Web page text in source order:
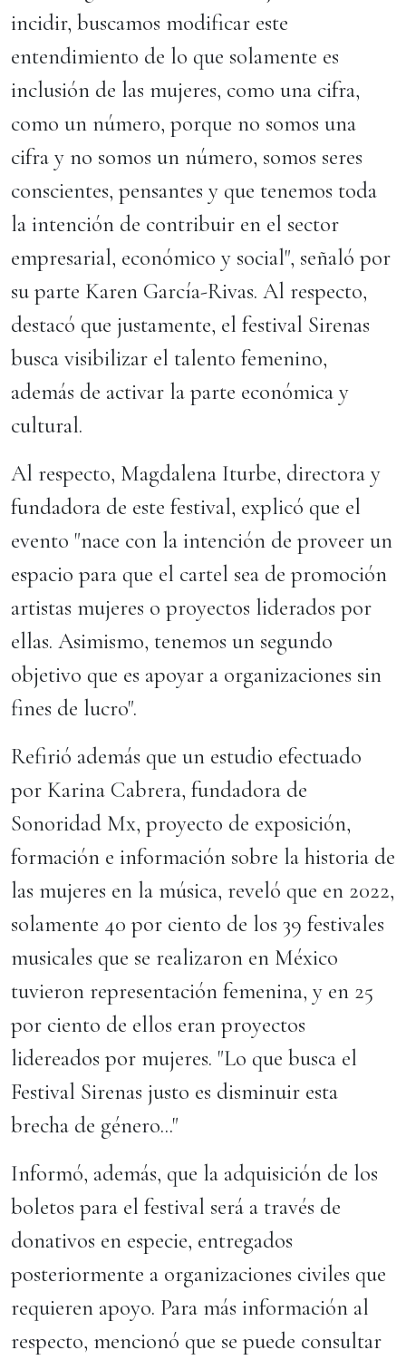
incidir, buscamos modificar este
entendimiento de lo que solamente es
inclusión de las mujeres, como una cifra,
como un número, porque no somos una
cifra y no somos un número, somos seres
conscientes, pensantes y que tenemos toda
la intención de contribuir en el sector
empresarial, económico y social", señaló por
su parte Karen García-Rivas. Al respecto,
destacó que justamente, el festival Sirenas
busca visibilizar el talento femenino,
además de activar la parte económica y
cultural.
Al respecto, Magdalena Iturbe, directora y
fundadora de este festival, explicó que el
evento "nace con la intención de proveer un
espacio para que el cartel sea de promoción
artistas mujeres o proyectos liderados por
ellas. Asimismo, tenemos un segundo
objetivo que es apoyar a organizaciones sin
fines de lucro".
Refirió además que un estudio efectuado
por Karina Cabrera, fundadora de
Sonoridad Mx, proyecto de exposición,
formación e información sobre la historia de
las mujeres en la música, reveló que en 2022,
solamente 40 por ciento de los 39 festivales
musicales que se realizaron en México
tuvieron representación femenina, y en 25
por ciento de ellos eran proyectos
lidereados por mujeres. "Lo que busca el
Festival Sirenas justo es disminuir esta
brecha de género..."
Informó, además, que la adquisición de los
boletos para el festival será a través de
donativos en especie, entregados
posteriormente a organizaciones civiles que
requieren apoyo. Para más información al
respecto, mencionó que se puede consultar